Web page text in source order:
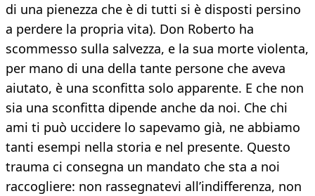
di una pienezza che è di tutti si è disposti persino
a perdere la propria vita). Don Roberto ha
scommesso sulla salvezza, e la sua morte violenta,
per mano di una della tante persone che aveva
aiutato, è una sconfitta solo apparente. E che non
sia una sconfitta dipende anche da noi. Che chi
ami ti può uccidere lo sapevamo già, ne abbiamo
tanti esempi nella storia e nel presente. Questo
trauma ci consegna un mandato che sta a noi
raccogliere: non rassegnatevi all’indifferenza, non